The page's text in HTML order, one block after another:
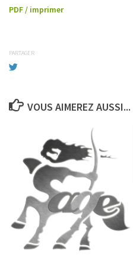
PDF / imprimer
PARTAGER
VOUS AIMEREZ AUSSI...